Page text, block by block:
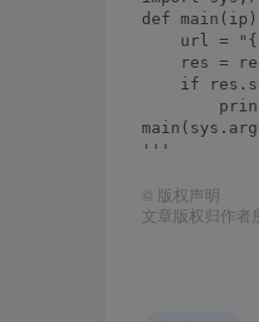
def
url =
res =
if
© 版权声明
文章版权归作者